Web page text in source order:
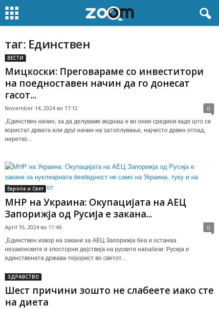
таг: Единствен
ВЕСТИ
Мицкоски: Преговараме со инвеститори
на поедноставен начин да го донесат
гасот...
November 14, 2024 во 17:12 0
„Единствен начин, за да делуваме веднаш е во оние средини каде што се
користат дрвата или друг начин на затоплување, најчесто дрвен отпад,
неретко...
Европа и Свет
МНР на Украина: Окупацијата на АЕЦ
Запорижја од Русија е закана...
April 10, 2024 во 11:46 0
„Единствен извор на закани за АЕЦ Запорижја беа и останаа
незаконските и злосторни дејствија на руските напаѓачи. Русија е
единствената држава-терорист во светот...
ЗДРАВСТВО
Шест причини зошто не слабеете иако сте
на диета